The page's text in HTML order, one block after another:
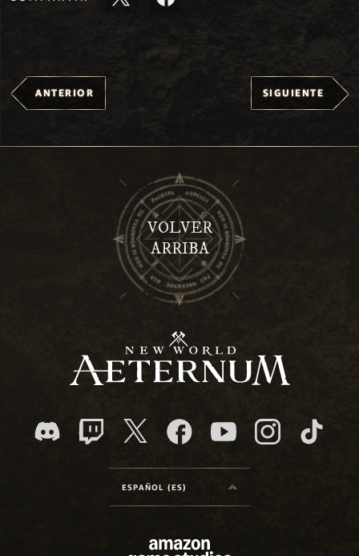
ANTERIOR SIGUIENTE
VOLVER
ARRIBA
ESPAÑOL (ES)